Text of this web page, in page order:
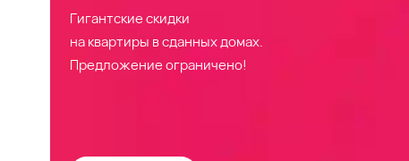
Гигантские скидки
на квартиры в сданных домах.
Предложение ограничено!